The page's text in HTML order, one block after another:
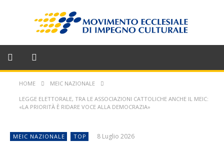
HOME MEIC NAZIONALE
LEGGE ELETTORALE, TRA LE ASSOCIAZIONI CATTOLICHE ANCHE IL MEIC:
«LA PRIORITÀ È RIDARE VOCE ALLA DEMOCRAZIA»
MEIC NAZIONALE TOP 8 Luglio 2026